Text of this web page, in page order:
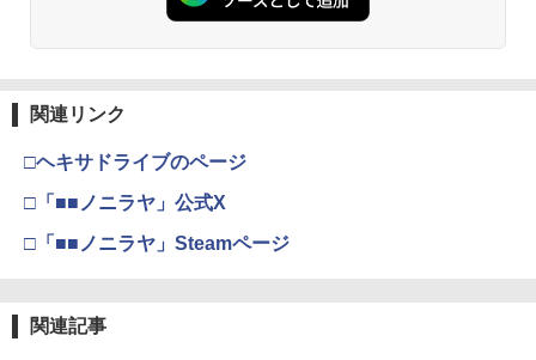
【楽天ブックス限定先着特典】「超かぐ
ースター) [ 夏吉ゆうこ ]
全31話BOXセット ブルーレイ【Blu-ra
4
ニンテンドープリペイド番号 9000円|オ
￥11,849
【純正品】DualSense ワイヤレスコン
【純正品】Xbox ワイヤレス コントロー
4
【純正品】Xbox 充電式バッテリー + US
(オリジナル特典:オリジナル巾着＋メー
カー特典:【坤と離】二振りの剣、十翼よ
り来たる！スタジオ描き下ろしイラスト
ボード付) [Blu-ray]
関連リンク
□ヘキサドライブのページ
□「■■ノニラヤ」公式X
□「■■ノニラヤ」Steamページ
関連記事